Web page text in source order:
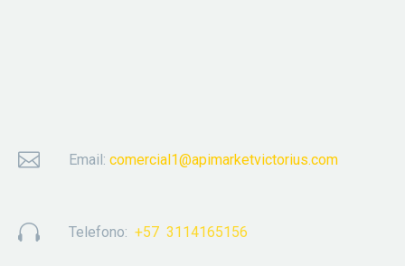

 Email: comercial1@apimarketvictorius.com

 Telefono: +57 3114165156